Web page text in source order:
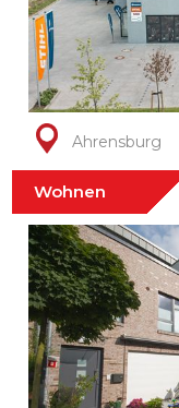
Ahrensburg
Wohnen